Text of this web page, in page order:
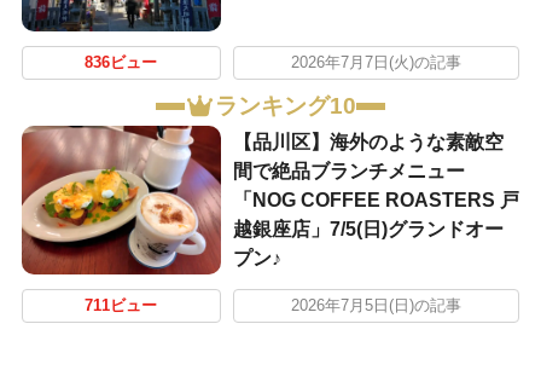
836ビュー 2026年7月7日(火)の記事
ランキング10
【品川区】海外のような素敵空
間で絶品ブランチメニュー
「NOG COFFEE ROASTERS 戸
越銀座店」7/5(日)グランドオー
プン♪
711ビュー 2026年7月5日(日)の記事